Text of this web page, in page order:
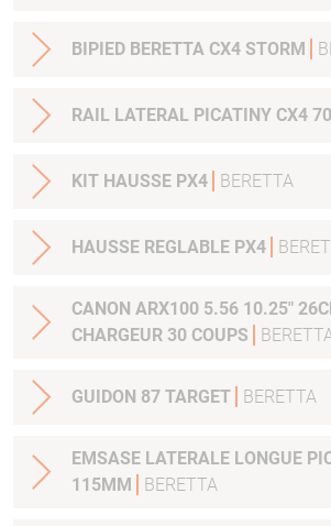
BIPIED BERETTA CX4 STORM
RAIL LATERAL PICATINY CX4
KIT HAUSSE PX4 BERETTA
HAUSSE REGLABLE PX4
CANON ARX100 5.56 10.25"
CHARGEUR 30 COUPS
GUIDON 87 TARGET BERETTA
EMSASE LATERALE LONGUE
115MM
BERETTA